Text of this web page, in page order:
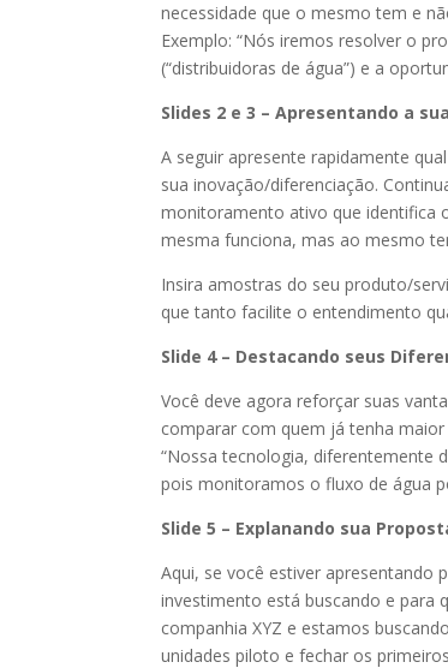
necessidade que o mesmo tem e
Exemplo: “Nós iremos resolver o
(“distribuidoras de água”) e a
Slides 2 e 3 – Apresentando a
A seguir apresente rapidamente
sua inovação/diferenciação.
monitoramento ativo que identifica
mesma funciona, mas ao mesmo
Insira amostras do seu produto/
que tanto facilite o entendimento
Slide 4 – Destacando seus
Você deve agora reforçar suas
comparar com quem já tenha
“Nossa tecnologia, diferentemente
pois monitoramos o fluxo de água
Slide 5 – Explanando sua
Aqui, se você estiver apresentando
investimento está buscando e para
companhia XYZ e estamos
unidades piloto e fechar os